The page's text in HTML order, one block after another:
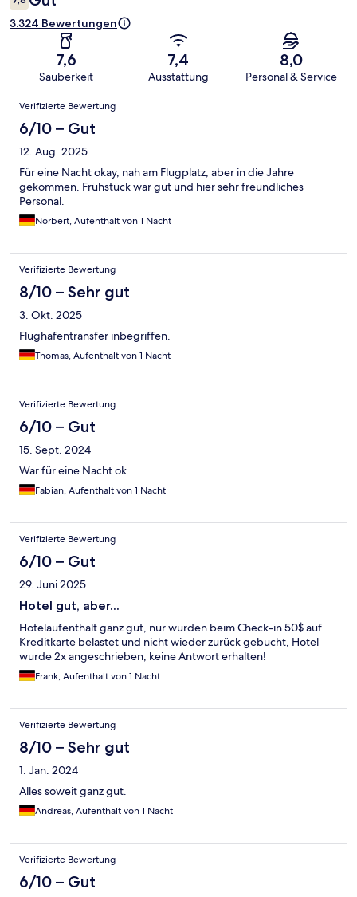
3.324 Bewertungen
7,6
Sauberkeit
7,4
Ausstattung
8,0
Personal & Service
Bewertungen
Verifizierte Bewertung
6/10 – Gut
12. Aug. 2025
Für eine Nacht okay, nah am Flugplatz, aber in die Jahre
gekommen. Frühstück war gut und hier sehr freundliches
Personal.
Norbert, Aufenthalt von 1 Nacht
Verifizierte Bewertung
8/10 – Sehr gut
3. Okt. 2025
Flughafentransfer inbegriffen.
Thomas, Aufenthalt von 1 Nacht
Verifizierte Bewertung
6/10 – Gut
15. Sept. 2024
War für eine Nacht ok
Fabian, Aufenthalt von 1 Nacht
Verifizierte Bewertung
6/10 – Gut
29. Juni 2025
Hotel gut, aber...
Hotelaufenthalt ganz gut, nur wurden beim Check-in 50$ auf
Kreditkarte belastet und nicht wieder zurück gebucht, Hotel
wurde 2x angeschrieben, keine Antwort erhalten!
Frank, Aufenthalt von 1 Nacht
Verifizierte Bewertung
8/10 – Sehr gut
1. Jan. 2024
Alles soweit ganz gut.
Andreas, Aufenthalt von 1 Nacht
Verifizierte Bewertung
6/10 – Gut